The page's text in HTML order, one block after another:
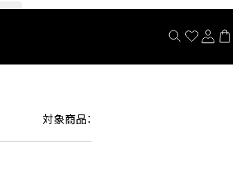
対象商品：